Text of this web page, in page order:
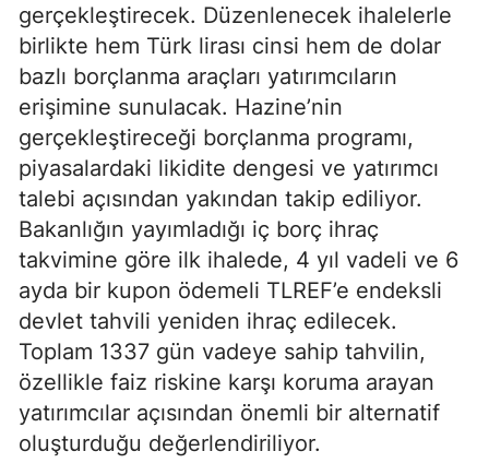
gerçekleştirecek. Düzenlenecek ihalelerle
birlikte hem Türk lirası cinsi hem de dolar
bazlı borçlanma araçları yatırımcıların
erişimine sunulacak. Hazine’nin
gerçekleştireceği borçlanma programı,
piyasalardaki likidite dengesi ve yatırımcı
talebi açısından yakından takip ediliyor.
Bakanlığın yayımladığı iç borç ihraç
takvimine göre ilk ihalede, 4 yıl vadeli ve 6
ayda bir kupon ödemeli TLREF’e endeksli
devlet tahvili yeniden ihraç edilecek.
Toplam 1337 gün vadeye sahip tahvilin,
özellikle faiz riskine karşı koruma arayan
yatırımcılar açısından önemli bir alternatif
oluşturduğu değerlendiriliyor.